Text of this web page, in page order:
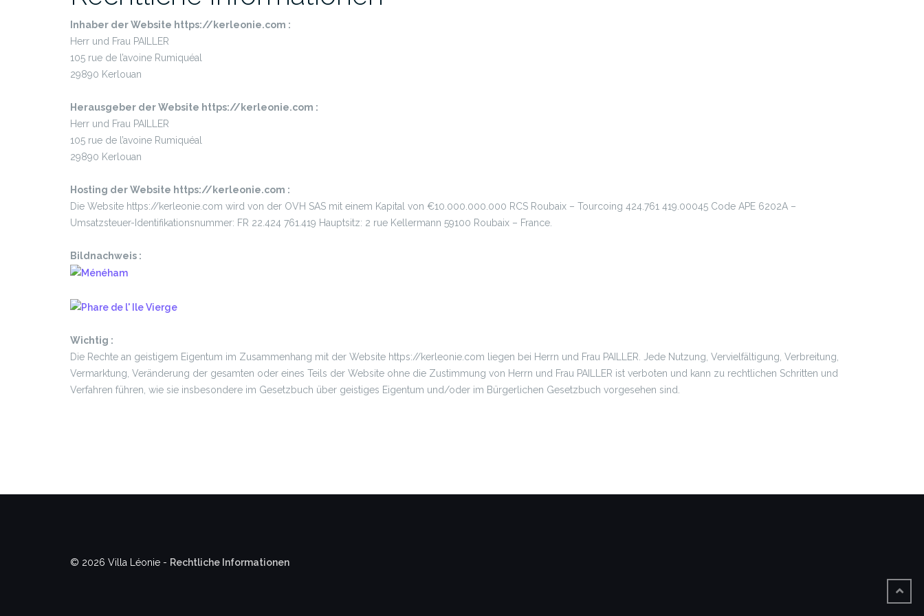
Inhaber der Website https://kerleonie.com :
Herr und Frau PAILLER
105 rue de l’avoine Rumiquéal
29890 Kerlouan
Herausgeber der Website https://kerleonie.com :
Herr und Frau PAILLER
105 rue de l’avoine Rumiquéal
29890 Kerlouan
Hosting der Website https://kerleonie.com :
Die Website https://kerleonie.com wird von der OVH SAS mit einem Kapital von €10.000.000.000 RCS Roubaix – Tourcoing 424.761 419.00045 Code APE 6202A –
Umsatzsteuer-Identifikationsnummer: FR 22.424 761.419 Hauptsitz: 2 rue Kellermann 59100 Roubaix – France.
Bildnachweis :
Wichtig :
Die Rechte an geistigem Eigentum im Zusammenhang mit der Website https://kerleonie.com liegen bei Herrn und Frau PAILLER. Jede Nutzung, Vervielfältigung, Verbreitung,
Vermarktung, Veränderung der gesamten oder eines Teils der Website ohne die Zustimmung von Herrn und Frau PAILLER ist verboten und kann zu rechtlichen Schritten und
Verfahren führen, wie sie insbesondere im Gesetzbuch über geistiges Eigentum und/oder im Bürgerlichen Gesetzbuch vorgesehen sind.
© 2026 Villa Léonie - Rechtliche Informationen